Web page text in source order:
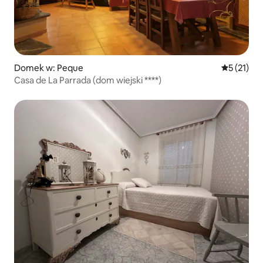
Domek w: Peque Średnia
5 (21)
Casa de La Parrada (dom wiejski ****)